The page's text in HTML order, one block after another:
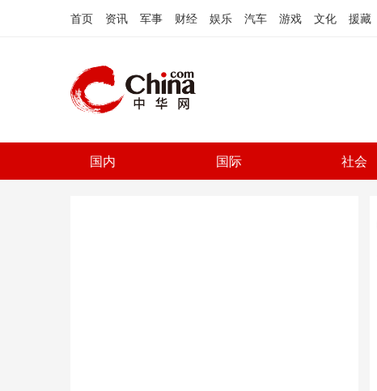
首页 资讯 军事 财经 娱乐 汽车 游戏 文化 援藏
国内 国际 社会